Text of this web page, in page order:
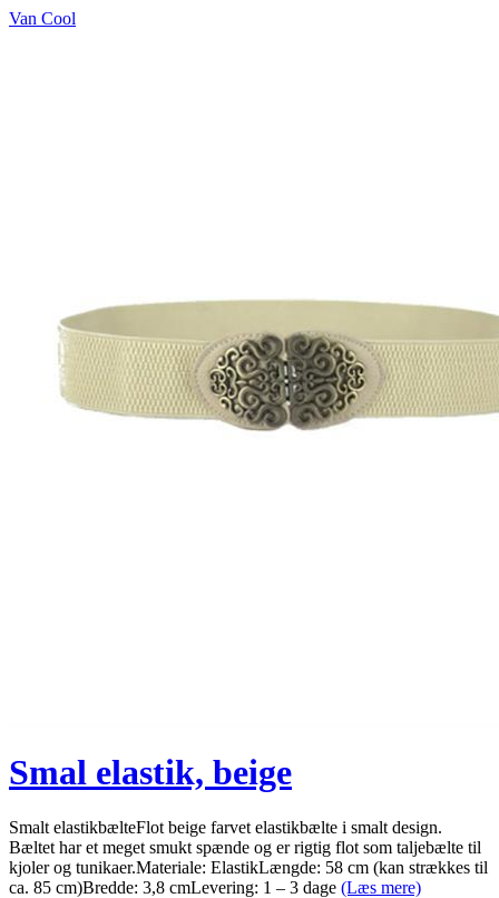
Van Cool
Smal elastik, beige
Smalt elastikbælteFlot beige farvet elastikbælte i smalt design.
Bæltet har et meget smukt spænde og er rigtig flot som taljebælte til
kjoler og tunikaer.Materiale: ElastikLængde: 58 cm (kan strækkes til
ca. 85 cm)Bredde: 3,8 cmLevering: 1 – 3 dage (Læs mere)